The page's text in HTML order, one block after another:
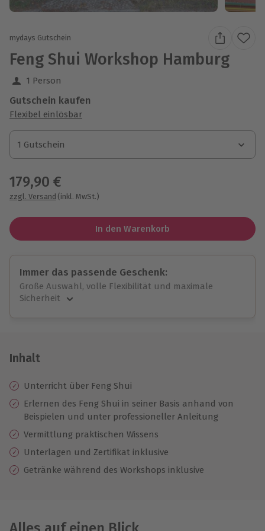
mydays Gutschein
Feng Shui Workshop Hamburg
1 Person
Gutschein kaufen
Flexibel einlösbar
1 Gutschein
1 Gutschein
1 Gutschein
179,90 €
zzgl. Versand (inkl. MwSt.)
In den Warenkorb
Immer das passende Geschenk:
Große Auswahl, volle Flexibilität und maximale
Sicherheit
Jeder Gutschein für alle Erlebnisse einlösbar.
10 Jahre gültig & verlängerbar.
Inhalt
Unterricht über Feng Shui
Erlernen des Feng Shui in seiner Basis anhand von
Beispielen und unter professioneller Anleitung
Vermittlung praktischen Wissens
Unterlagen und Zertifikat inklusive
Getränke während des Workshops inklusive